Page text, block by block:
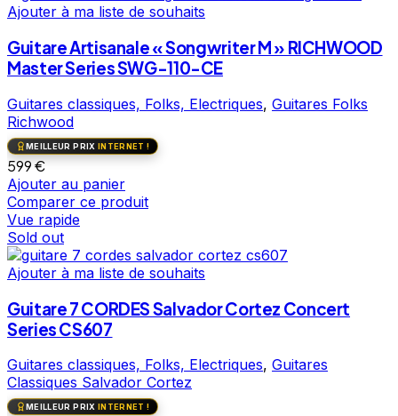
Ajouter à ma liste de souhaits
Guitare Artisanale « Songwriter M » RICHWOOD
Master Series SWG-110-CE
Guitares classiques, Folks, Electriques, Guitares Folks
Richwood
MEILLEUR PRIX INTERNET !
599€
Ajouter au panier
Comparer ce produit
Vue rapide
Sold out
Ajouter à ma liste de souhaits
Guitare 7 CORDES Salvador Cortez Concert
Series CS607
Guitares classiques, Folks, Electriques, Guitares
Classiques Salvador Cortez
MEILLEUR PRIX INTERNET !